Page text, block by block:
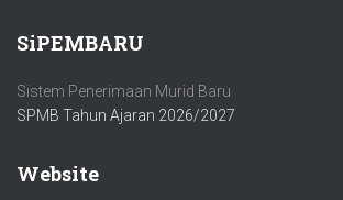
SiPEMBARU
Sistem Penerimaan Murid Baru
SPMB Tahun Ajaran 2026/2027
Website